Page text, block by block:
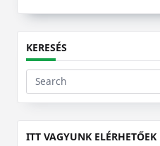
KERESÉS
Search
for:
ITT VAGYUNK ELÉRHETŐEK